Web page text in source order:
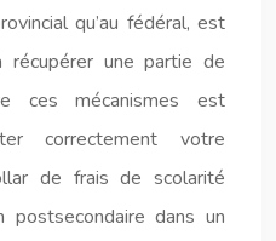
qu’au fédéral, est
récupérer une partie de
ces mécanismes est
correctement votre
de frais de scolarité
dans un